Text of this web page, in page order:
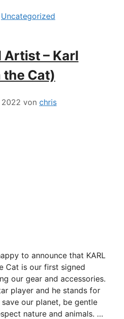
Uncategorized
Artist – Karl
the Cat)
2022 von chris
to announce that KARL
Cat is our first signed
our gear and accessories.
player and he stands for
our planet, be gentle
nature and animals. …